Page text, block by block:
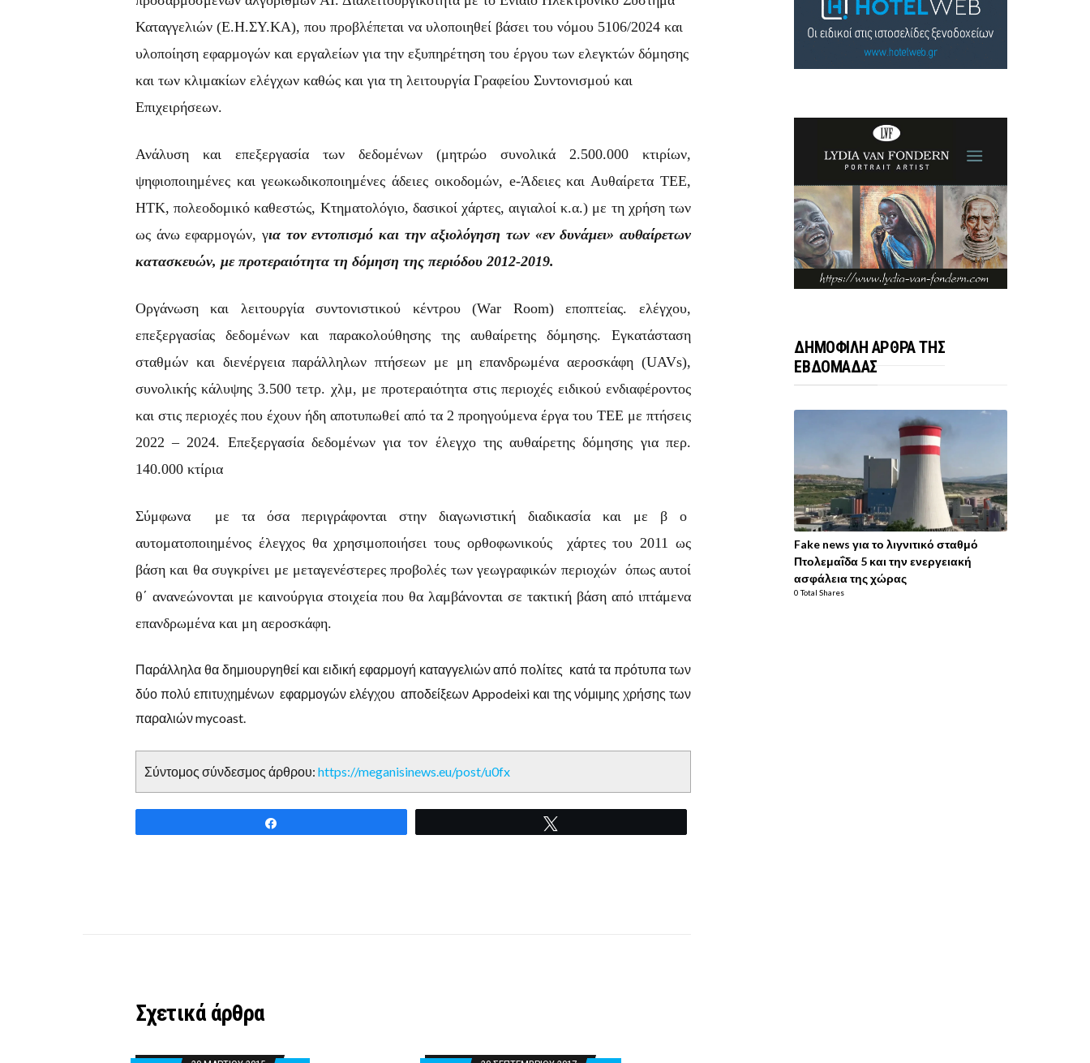
Καταγγελιών (Ε.Η.ΣΥ.ΚΑ), που προβλέπεται να υλοποιηθεί βάσει του νόμου 5106/2024 και
υλοποίηση εφαρμογών και εργαλείων για την εξυπηρέτηση του έργου των ελεγκτών δόμησης
και των κλιμακίων ελέγχων καθώς και για τη λειτουργία Γραφείου Συντονισμού και
Επιχειρήσεων.
Ανάλυση και επεξεργασία των δεδομένων (μητρώο συνολικά 2.500.000 κτιρίων,
ψηφιοποιημένες και γεωκωδικοποιημένες άδειες οικοδομών, e-Άδειες και Αυθαίρετα ΤΕΕ,
ΗΤΚ, πολεοδομικό καθεστώς, Κτηματολόγιο, δασικοί χάρτες, αιγιαλοί κ.α.) με τη χρήση των
ως άνω εφαρμογών, για τον εντοπισμό και την αξιολόγηση των «εν δυνάμει» αυθαίρετων
κατασκευών, με προτεραιότητα τη δόμηση της περιόδου 2012-2019.
Οργάνωση και λειτουργία συντονιστικού κέντρου (War Room) εποπτείας. ελέγχου,
επεξεργασίας δεδομένων και παρακολούθησης της αυθαίρετης δόμησης. Εγκατάσταση
σταθμών και διενέργεια παράλληλων πτήσεων με μη επανδρωμένα αεροσκάφη (UAVs),
συνολικής κάλυψης 3.500 τετρ. χλμ, με προτεραιότητα στις περιοχές ειδικού ενδιαφέροντος
και στις περιοχές που έχουν ήδη αποτυπωθεί από τα 2 προηγούμενα έργα του ΤΕΕ με πτήσεις
2022 – 2024. Επεξεργασία δεδομένων για τον έλεγχο της αυθαίρετης δόμησης για περ.
140.000 κτίρια
Σύμφωνα με τα όσα περιγράφονται στην διαγωνιστική διαδικασία και με β ο
αυτοματοποιημένος έλεγχος θα χρησιμοποιήσει τους ορθοφωνικούς χάρτες του 2011 ως
βάση και θα συγκρίνει με μεταγενέστερες προβολές των γεωγραφικών περιοχών όπως αυτοί
θ΄ ανανεώνονται με καινούργια στοιχεία που θα λαμβάνονται σε τακτική βάση από ιπτάμενα
επανδρωμένα και μη αεροσκάφη.
Παράλληλα θα δημιουργηθεί και ειδική εφαρμογή καταγγελιών από πολίτες κατά τα πρότυπα των
δύο πολύ επιτυχημένων εφαρμογών ελέγχου αποδείξεων Appodeixi και της νόμιμης χρήσης των
παραλιών mycoast.
Σύντομος σύνδεσμος άρθρου: https://meganisinews.eu/post/u0fx
Σχετικά άρθρα
ΔΗΜΟΦΙΛΗ ΑΡΘΡΑ ΤΗΣ
ΕΒΔΟΜΑΔΑΣ
Fake news για το λιγνιτικό σταθμό
Πτολεμαΐδα 5 και την ενεργειακή
ασφάλεια της χώρας
0 Total Shares